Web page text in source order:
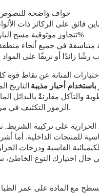
حواف واضحة للنصوص
فائق على الركائز ذات
تتجاوز موثوقية مسح الباركود 99.9%
متناسقة في جميع أنحاء
رشًا زائدًا أو نزيفًا على
المتانة عن نقاط قوة كل
التاريخ باستخدام أحبار مذيبة
والتآكل مقارنةً بالبدائل
الرموز التكثيف في مرافق التخزين البارد.
الحرارية على تركيبة
للمنتجات الداخلية. أما
القاسية ودرجات
حال اختيارك النوع الخاطئ،
مع المادة على عمر